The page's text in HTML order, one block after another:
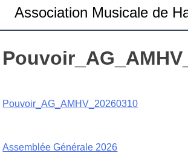
Association Musicale de
Pouvoir_AG_AMHV_20260310
Navigation
Assemblée Générale 2026